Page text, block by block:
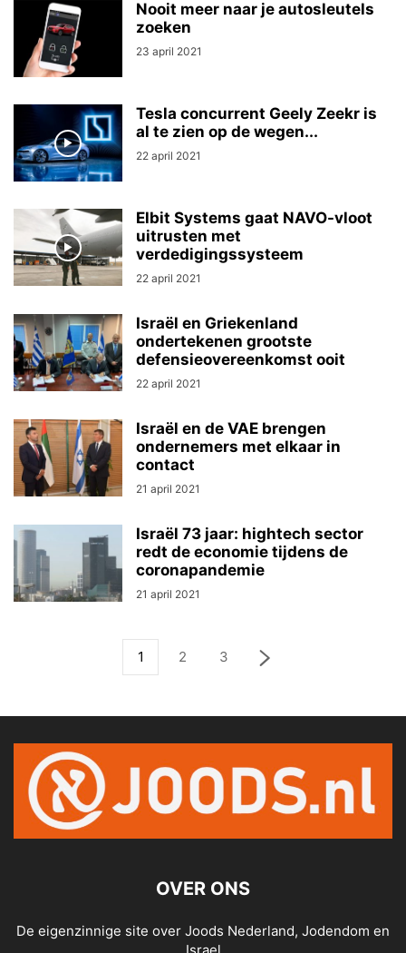
Nooit meer naar je autosleutels
zoeken
23 april 2021
Tesla concurrent Geely Zeekr is
al te zien op de wegen...
22 april 2021
Elbit Systems gaat NAVO-vloot
uitrusten met
verdedigingssysteem
22 april 2021
Israël en Griekenland
ondertekenen grootste
defensieovereenkomst ooit
22 april 2021
Israël en de VAE brengen
ondernemers met elkaar in
contact
21 april 2021
Israël 73 jaar: hightech sector
redt de economie tijdens de
coronapandemie
21 april 2021
1 2 3
OVER ONS
De eigenzinnige site over Joods Nederland, Jodendom en